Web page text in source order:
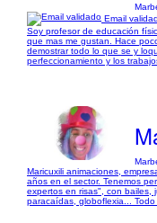
Email
Soy profesor de educación
que mas me gustan. Hace
demostrar todo lo que se y
perfeccionamiento y los
Maricuxili animaciones,
años en el sector. Tenemos
expertos en risas", con bailes,
paracaídas, globoflexia...